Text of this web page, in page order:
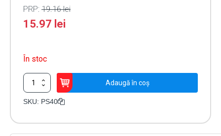
PRP: 19.16lei
15.97 lei
În stoc
Cantitate
Sirena
interior
Adaugă în coș
SKU: PS40